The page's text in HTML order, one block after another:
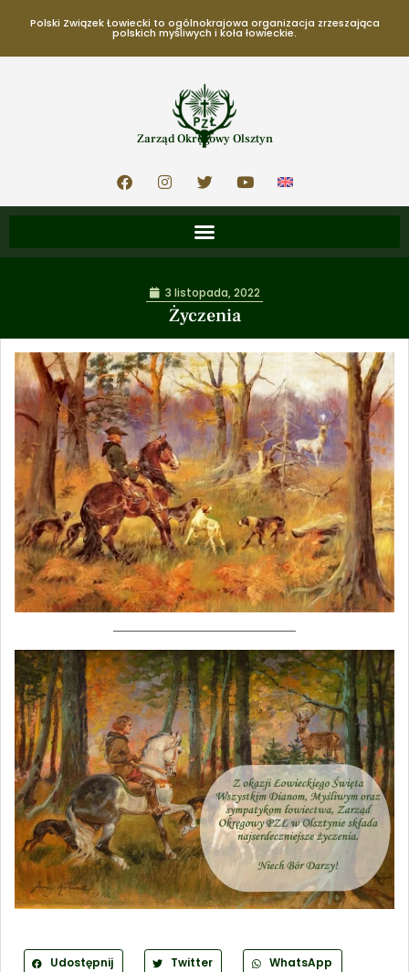
Polski Związek Łowiecki to ogólnokrajowa organizacja zrzeszająca
polskich myśliwych i koła łowieckie.
Zarząd Okręgowy Olsztyn
Życzenia
3 listopada, 2022
Udostępnij Twitter WhatsApp